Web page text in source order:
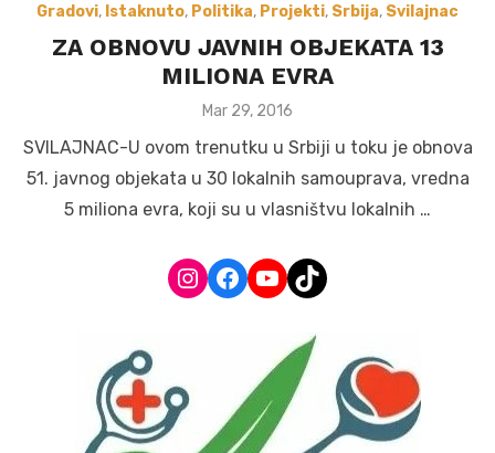
Gradovi, Istaknuto, Politika, Projekti, Srbija, Svilajnac
ZA OBNOVU JAVNIH OBJEKATA 13
MILIONA EVRA
Posted
Mar 29, 2016
SVILAJNAC-U ovom trenutku u Srbiji u toku je obnova
51. javnog objekata u 30 lokalnih samouprava, vredna
5 miliona evra, koji su u vlasništvu lokalnih …
Instagram
Facebook
YouTube
TikTok